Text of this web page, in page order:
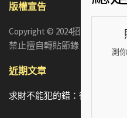
版權宣告
Copyright © 2024招財張國華.
禁止擅自轉貼節錄
近期文章
求財不能犯的錯：從5個手相
測